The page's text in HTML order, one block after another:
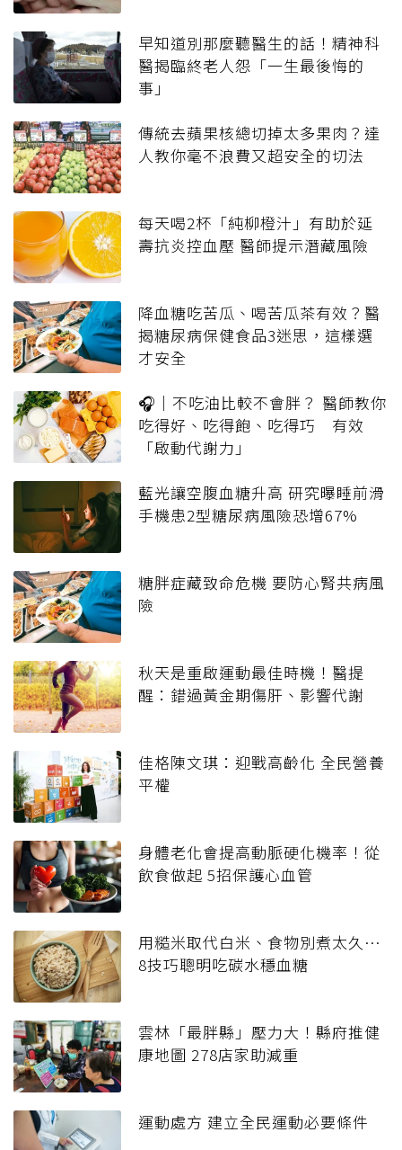
早知道別那麼聽醫生的話！精神科
醫揭臨終老人怨「一生最後悔的
事」
傳統去蘋果核總切掉太多果肉？達
人教你毫不浪費又超安全的切法
每天喝2杯「純柳橙汁」有助於延
壽抗炎控血壓 醫師提示潛藏風險
降血糖吃苦瓜、喝苦瓜茶有效？醫
揭糖尿病保健食品3迷思，這樣選
才安全
🎧｜不吃油比較不會胖？ 醫師教你
吃得好、吃得飽、吃得巧 有效
「啟動代謝力」
藍光讓空腹血糖升高 研究曝睡前滑
手機患2型糖尿病風險恐增67%
糖胖症藏致命危機 要防心腎共病風
險
秋天是重啟運動最佳時機！醫提
醒：錯過黃金期傷肝、影響代謝
佳格陳文琪：迎戰高齡化 全民營養
平權
身體老化會提高動脈硬化機率！從
飲食做起 5招保護心血管
用糙米取代白米、食物別煮太久…
8技巧聰明吃碳水穩血糖
雲林「最胖縣」壓力大！縣府推健
康地圖 278店家助減重
運動處方 建立全民運動必要條件